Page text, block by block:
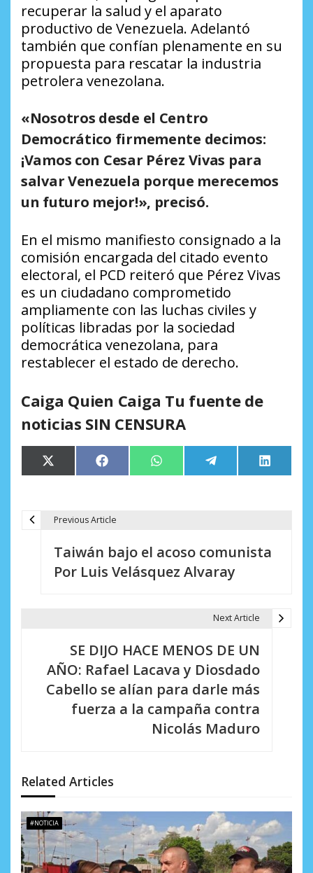
recuperar la salud y el aparato
productivo de Venezuela. Adelantó
también que confían plenamente en su
propuesta para rescatar la industria
petrolera venezolana.
«Nosotros desde el Centro
Democrático firmemente decimos:
¡Vamos con Cesar Pérez Vivas para
salvar Venezuela porque merecemos
un futuro mejor!», precisó.
En el mismo manifiesto consignado a la
comisión encargada del citado evento
electoral, el PCD reiteró que Pérez Vivas
es un ciudadano comprometido
ampliamente con las luchas civiles y
políticas libradas por la sociedad
democrática venezolana, para
restablecer el estado de derecho.
Caiga Quien Caiga Tu fuente de
noticias SIN CENSURA
Compartir
en
X
(Twitter)
Compartir
en
Facebook Compartir
en
WhatsApp Compartir
en
Telegram
en
LinkedIn
d
e
e
n
Previous Article
Taiwán bajo el acoso comunista
Por Luis Velásquez Alvaray
Next Article
SE DIJO HACE MENOS DE UN
AÑO: Rafael Lacava y Diosdado
Cabello se alían para darle más
fuerza a la campaña contra
Nicolás Maduro
Related Articles
#NOTICIA